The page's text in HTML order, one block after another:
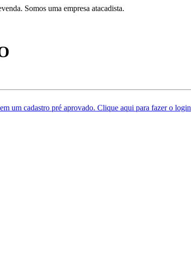
Somos uma empresa atacadista.
um cadastro pré aprovado. Clique aqui para fazer o login